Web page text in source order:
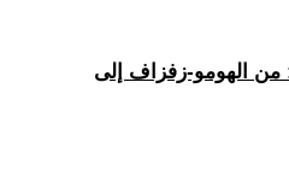
من الهومو-زفزاف إلى